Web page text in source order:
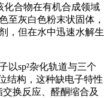
化合物在有机合成领域
至灰白色粉末状固体，
，但在水中迅速水解生
以sp²杂化轨道与三个
结构，这种缺电子特性
换反应、醛酮缩合及